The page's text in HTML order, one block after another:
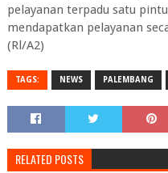
pelayanan terpadu satu
mendapatkan pelayanan
(Rl/A2)
TAGS: NEWS PALEMBANG
RELATED POSTS